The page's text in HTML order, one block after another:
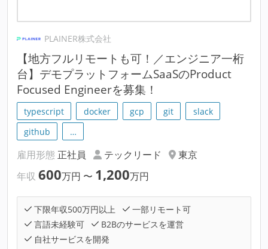
PLAINER株式会社
【地方フルリモートも可！／エンジニア一桁
台】デモプラットフォームSaaSのProduct
Focused Engineerを募集！
typescript docker gcp git
slack
github
…
雇用形態 正社員 テックリード
東京
年収 600万円 〜 1,200万円
下限年収500万円以上
一部リモート可
言語未経験可
B2Bのサービスを運営
自社サービスを開発